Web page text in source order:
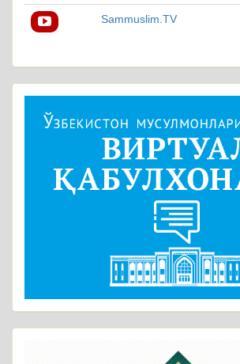
Sammuslim.TV